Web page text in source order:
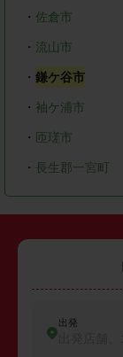
・ 佐倉市
・ 流山市
・ 鎌ケ谷市
・ 袖ケ浦市
・ 匝瑳市
・ 長生郡一宮町
出発